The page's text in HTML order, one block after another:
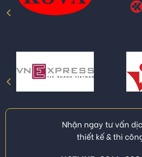
Nhận ngay tư vấn
thiết kế & thi